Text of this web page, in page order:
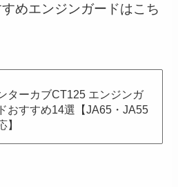
めエンジンガードはこち
ターカブCT125 エンジンガ
おすすめ14選【JA65・JA55
】